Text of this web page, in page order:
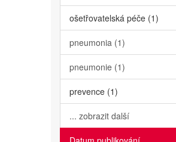
ošetřovatelská péče (1)
pneumonia (1)
pneumonie (1)
prevence (1)
... zobrazit další